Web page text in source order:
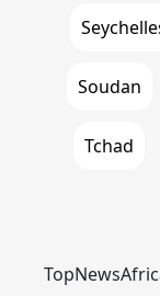
Soudan
Tchad